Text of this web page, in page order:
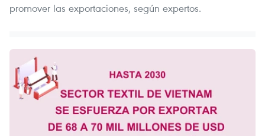
promover las exportaciones, según expertos.